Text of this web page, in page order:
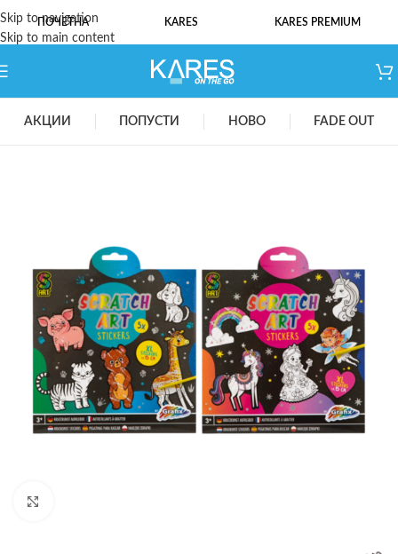
Skip to navigation
Skip to main content
ПОЧЕТНА KARES KARES PREMIUM
АКЦИИ ПОПУСТИ НОВО FADE OUT